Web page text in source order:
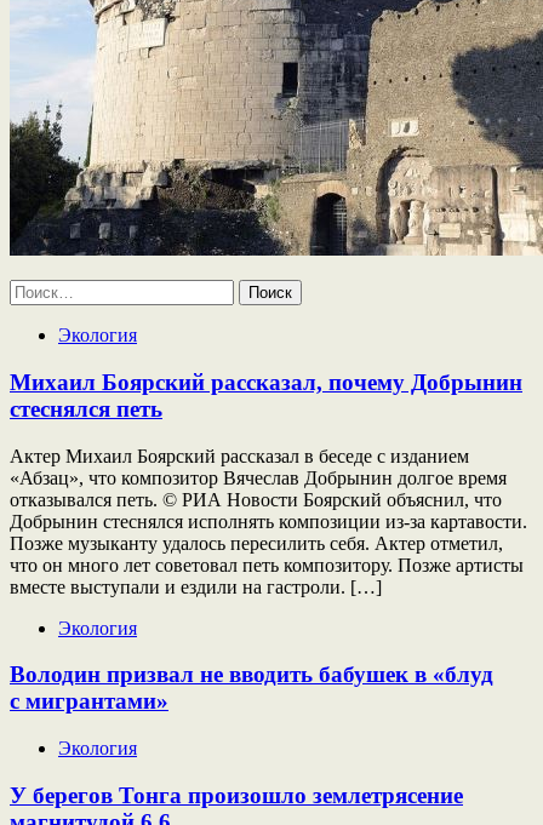
Найти:
Экология
Михаил Боярский рассказал, почему Добрынин
стеснялся петь
Актер Михаил Боярский рассказал в беседе с изданием
«Абзац», что композитор Вячеслав Добрынин долгое время
отказывался петь. © РИА Новости Боярский объяснил, что
Добрынин стеснялся исполнять композиции из-за картавости.
Позже музыканту удалось пересилить себя. Актер отметил,
что он много лет советовал петь композитору. Позже артисты
вместе выступали и ездили на гастроли. […]
Экология
Володин призвал не вводить бабушек в «блуд
с мигрантами»
Экология
У берегов Тонга произошло землетрясение